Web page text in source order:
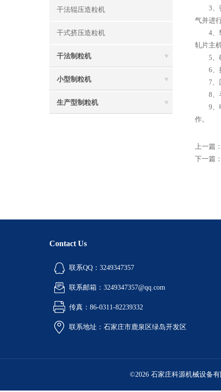
干法辊压造粒机
干式挤压造粒机
干法制粒机
小型制粒机
生产型制粒机
3、强
气并进
4、轧
轧片主
5、碎
6、振
7、回
8、斗
9、电
作。
上一篇
下一篇
Contact Us
联系QQ：3249347357
联系邮箱：3249347357@qq.com
传真：86-0311-82239332
联系地址：石家庄市鹿泉区绿岛开发区
©2026 石家庄科源机械设备